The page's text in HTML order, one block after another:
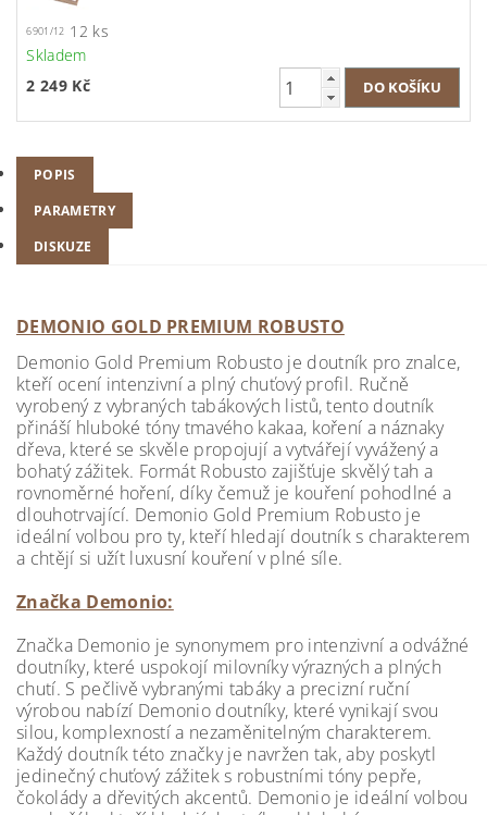
6901/12 12 ks
Skladem
2 249 Kč
POPIS
PARAMETRY
DISKUZE
DEMONIO GOLD PREMIUM ROBUSTO
Demonio Gold Premium Robusto je doutník pro znalce,
kteří ocení intenzivní a plný chuťový profil. Ručně
vyrobený z vybraných tabákových listů, tento doutník
přináší hluboké tóny tmavého kakaa, koření a náznaky
dřeva, které se skvěle propojují a vytvářejí vyvážený a
bohatý zážitek. Formát Robusto zajišťuje skvělý tah a
rovnoměrné hoření, díky čemuž je kouření pohodlné a
dlouhotrvající. Demonio Gold Premium Robusto je
ideální volbou pro ty, kteří hledají doutník s charakterem
a chtějí si užít luxusní kouření v plné síle.
Značka Demonio:
Značka Demonio je synonymem pro intenzivní a odvážné
doutníky, které uspokojí milovníky výrazných a plných
chutí. S pečlivě vybranými tabáky a precizní ruční
výrobou nabízí Demonio doutníky, které vynikají svou
silou, komplexností a nezaměnitelným charakterem.
Každý doutník této značky je navržen tak, aby poskytl
jedinečný chuťový zážitek s robustními tóny pepře,
čokolády a dřevitých akcentů. Demonio je ideální volbou